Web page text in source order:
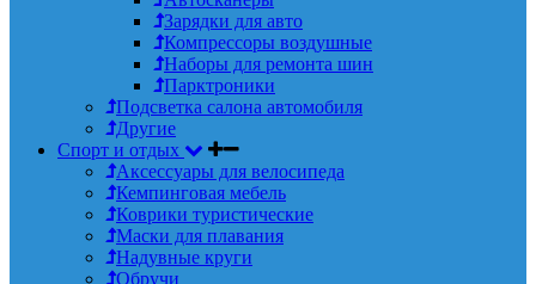
Зарядки для авто
Компрессоры воздушные
Наборы для ремонта шин
Парктроники
Подсветка салона автомобиля
Другие
Спорт и отдых
Аксессуары для велосипеда
Кемпинговая мебель
Коврики туристические
Маски для плавания
Надувные круги
Обручи